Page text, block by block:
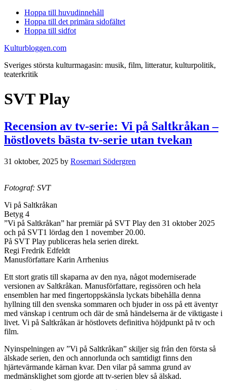
Hoppa till huvudinnehåll
Hoppa till det primära sidofältet
Hoppa till sidfot
Kulturbloggen.com
Sveriges största kulturmagasin: musik, film, litteratur, kulturpolitik,
teaterkritik
SVT Play
Recension av tv-serie: Vi på Saltkråkan –
höstlovets bästa tv-serie utan tvekan
31 oktober, 2025 by Rosemari Södergren
Fotograf: SVT
Vi på Saltkråkan
Betyg 4
”Vi på Saltkråkan” har premiär på SVT Play den 31 oktober 2025
och på SVT1 lördag den 1 november 20.00.
På SVT Play publiceras hela serien direkt.
Regi Fredrik Edfeldt
Manusförfattare Karin Arrhenius
Ett stort gratis till skaparna av den nya, något moderniserade
versionen av Saltkråkan. Manusförfattare, regissören och hela
ensemblen har med fingertoppskänsla lyckats bibehålla denna
hyllning till den svenska sommaren och bjuder in oss på ett äventyr
med vänskap i centrum och där de små händelserna är de viktigaste i
livet. Vi på Saltkråkan är höstlovets definitiva höjdpunkt på tv och
film.
Nyinspelningen av ”Vi på Saltkråkan” skiljer sig från den första så
älskade serien, den och annorlunda och samtidigt finns den
hjärtevärmande kärnan kvar. Den vilar på samma grund av
medmänsklighet som gjorde att tv-serien blev så älskad.